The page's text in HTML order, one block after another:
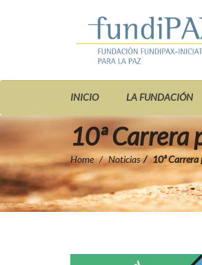
INICIO LA FUNDACIÓN
10ª Carrera
Home Noticias 10ª Carrera